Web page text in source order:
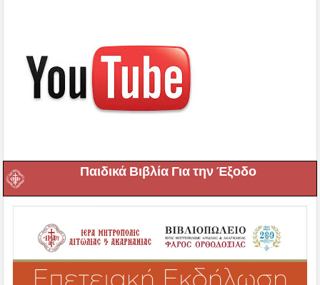
Παιδικά Βιβλία Για την Έξοδο